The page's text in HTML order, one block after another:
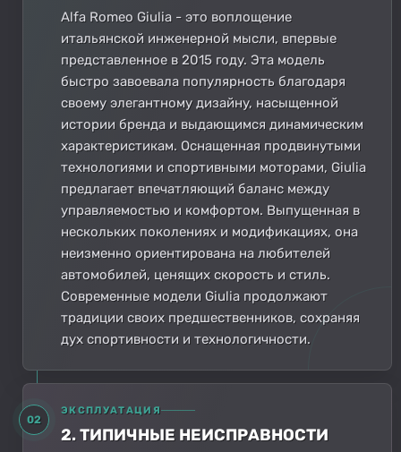
Alfa Romeo Giulia - это воплощение
итальянской инженерной мысли, впервые
представленное в 2015 году. Эта модель
быстро завоевала популярность благодаря
своему элегантному дизайну, насыщенной
истории бренда и выдающимся динамическим
характеристикам. Оснащенная продвинутыми
технологиями и спортивными моторами, Giulia
предлагает впечатляющий баланс между
управляемостью и комфортом. Выпущенная в
нескольких поколениях и модификациях, она
неизменно ориентирована на любителей
автомобилей, ценящих скорость и стиль.
Современные модели Giulia продолжают
традиции своих предшественников, сохраняя
дух спортивности и технологичности.
02
ЭКСПЛУАТАЦИЯ
2. ТИПИЧНЫЕ НЕИСПРАВНОСТИ